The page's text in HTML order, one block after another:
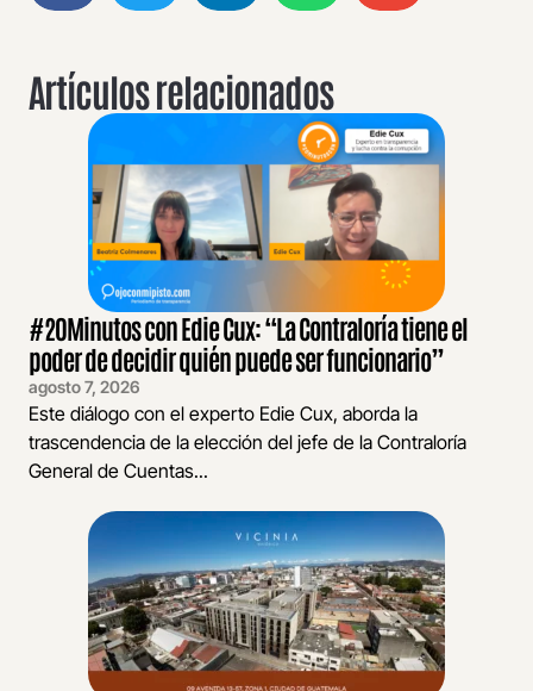
Artículos relacionados
#20Minutos con Edie Cux: “La Contraloría tiene el
poder de decidir quién puede ser funcionario”
agosto 7, 2026
Este diálogo con el experto Edie Cux, aborda la
trascendencia de la elección del jefe de la Contraloría
General de Cuentas...